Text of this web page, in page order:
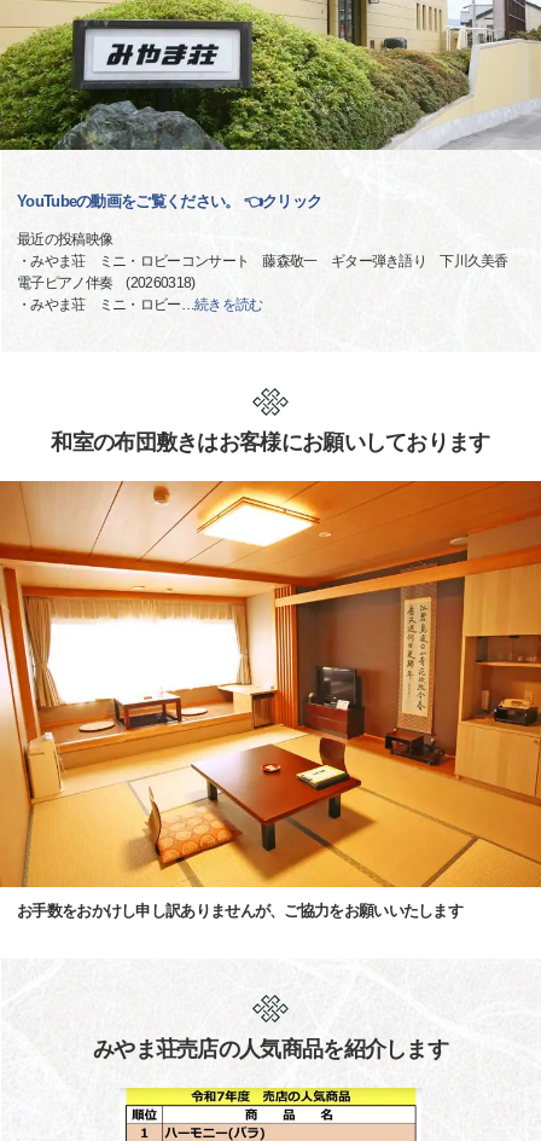
YouTubeの動画をご覧ください。 👈クリック
最近の投稿映像
・みやま荘 ミニ・ロビーコンサート 藤森敬一 ギター弾き語り 下川久美香
電子ピアノ伴奏 (20260318)
・みやま荘 ミニ・ロビー…続きを読む
和室の布団敷きはお客様にお願いしております
お手数をおかけし申し訳ありませんが、ご協力をお願いいたします
みやま荘売店の人気商品を紹介します